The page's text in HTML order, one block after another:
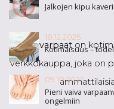
Jalkojen kipu
18.12.2025
Kotimaisuus –
09.10.2025
Pieni vaiva
ongelmiin
Iloiset varpaat on
verkkokauppa, joka on